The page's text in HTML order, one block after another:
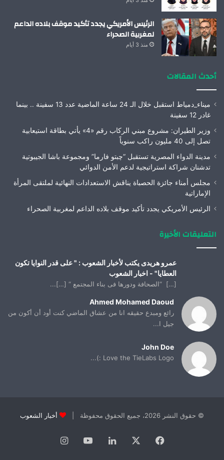
الرئيس الأمريكي يجدد تأكيد موقف بلاده الداعم
لمغربية الصحراء
منذ 3 أيام
أحدث المقالات
ميناء_دمياط استقبل خلال الـ 24 ساعة الماضية عدد 13 سفينة .. بينما
غادر 12 سفينة
وزير الطيران: مشروع مبني الركاب رقم «4» يأتي بطاقة استيعابية
تصل إلى 40 مليون راكب سنوياً
مدينة الدواء المصرية تستقبل “چبتو فارما” ومجموعة باشا الجيبوتية
تدشنان شراكة استراتيجية لدعم الأمن الدوائي
مجلس أمناء جائزة الحصباة يناقش الاستعدادات النهائية لملتقى المرأة
الإماراتية
الرئيس الأمريكي يجدد تأكيد موقف بلاده الداعم لمغربية الصحراء
التعليقات الأخيرة
عمرو هريدى يكتب لأخبار الشعوب : " على قدر النوايا تكون
العطايا" - اخبار الشعوب
[…] “الصحافة ودورها فى بناء المجتمع “ […]...
Ahmed Mohamed Daoud
رائع ومبدع حقيقه انا من عشاق الماضي كنت أود أن أكون من
جيل ا...
John Doe
Love the TieLabs Logo :)...
© حقوق النشر 2026، جميع الحقوق محفوظة | أخبار الشعوب
فيسبوك لينكدإن يوتيوب